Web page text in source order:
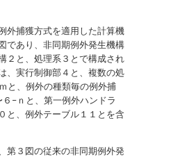
外捕獲方式を適用した計算機
であり、非同期例外発生機構
２と、処理系３とで構成され
、実行制御部４と、複数の処
と、例外の種類毎の例外捕
−ｎと、第一例外ハンドラ
と、例外テーブル１１とを含
第３図の従来の非同期例外発